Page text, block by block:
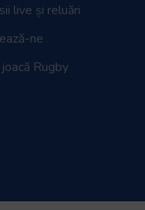
live și reluări
ne
Rugby